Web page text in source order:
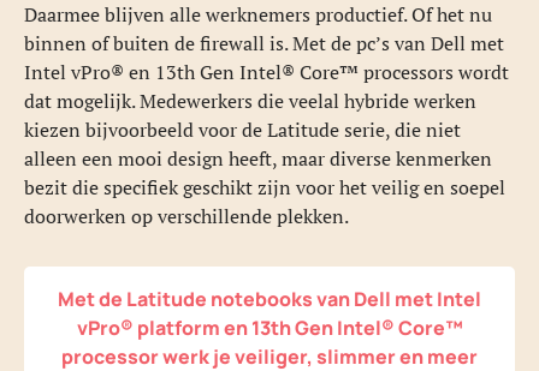
Daarmee blijven alle werknemers productief. Of het nu
binnen of buiten de firewall is. Met de pc’s van Dell met
Intel vPro® en 13th Gen Intel® Core™ processors wordt
dat mogelijk. Medewerkers die veelal hybride werken
kiezen bijvoorbeeld voor de Latitude serie, die niet
alleen een mooi design heeft, maar diverse kenmerken
bezit die specifiek geschikt zijn voor het veilig en soepel
doorwerken op verschillende plekken.
Met de Latitude notebooks van Dell met Intel
vPro® platform en 13th Gen Intel® Core™
processor werk je veiliger, slimmer en meer